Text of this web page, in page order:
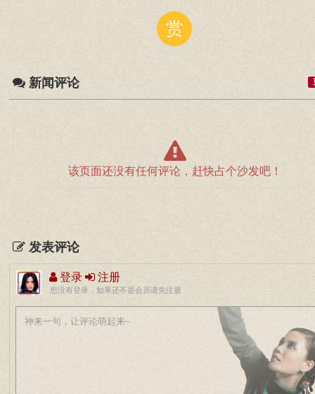
赏
新闻评论
该页面还没有任何评论，赶快占个沙发吧！
发表评论
登录 注册
您没有登录，如果还不是会员请先注册